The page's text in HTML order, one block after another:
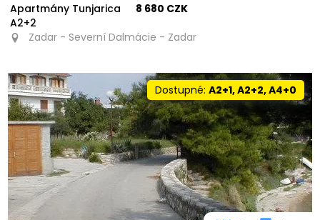
Apartmány Tunjarica
A2+2
8 680 CZK
Zadar - Severní Dalmácie - Zadar
Dostupné:A2+1, A2+2, A4+0